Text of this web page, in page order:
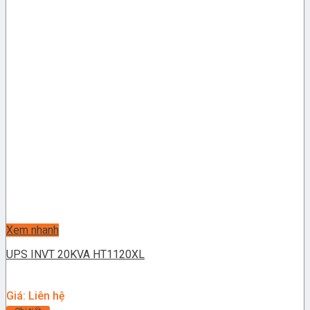
Xem nhanh
UPS INVT 20KVA HT1120XL
Giá: Liên hệ